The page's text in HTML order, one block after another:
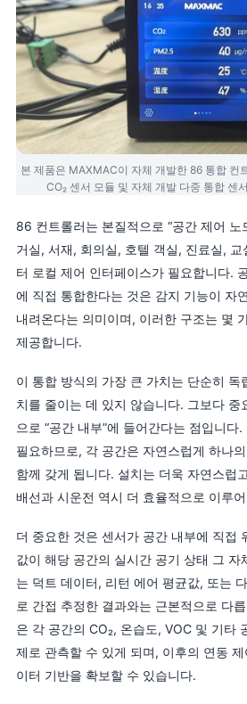
본 제품은 MAXMAC이 자체 개발한 86 통합
CO₂ 센서 모듈 및 자체 개발 다중 통합 센
86 컨트롤러는 본질적으로 “공간 제어 노
거실, 서재, 회의실, 호텔 객실, 진료실,
터 로컬 제어 인터페이스가 필요합니다.
에 직접 통합한다는 것은 감지 기능이 자
내려온다는 의미이며, 이러한 구조는 몇
제공합니다.
이 통합 방식의 가장 큰 가치는 단순히 독
치를 줄이는 데 있지 않습니다. 그보다 중
으로 “공간 내부”에 들어간다는 점입니
필요하므로, 각 공간은 자연스럽게 하나
함께 갖게 됩니다. 설치는 더욱 자연스럽
배선과 시운전 역시 더 효율적으로 이루
더 중요한 것은 센서가 공간 내부에 직접
값이 해당 공간의 실시간 공기 상태 그 자
는 덕트 데이터, 리턴 에어 평균값, 또는
로 간접 추정한 결과와는 근본적으로 다
은 각 공간의 CO₂, 온습도, VOC 및 기타
제로 관측할 수 있게 되며, 이후의 연동
이터 기반을 확보할 수 있습니다.